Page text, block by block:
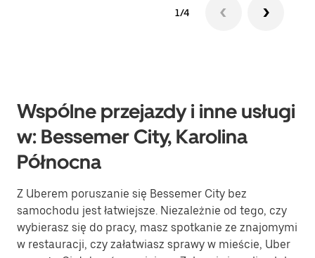
1/4
Wspólne przejazdy i inne usługi
w: Bessemer City, Karolina
Północna
Z Uberem poruszanie się Bessemer City bez
samochodu jest łatwiejsze. Niezależnie od tego, czy
wybierasz się do pracy, masz spotkanie ze znajomymi
w restauracji, czy załatwiasz sprawy w mieście, Uber